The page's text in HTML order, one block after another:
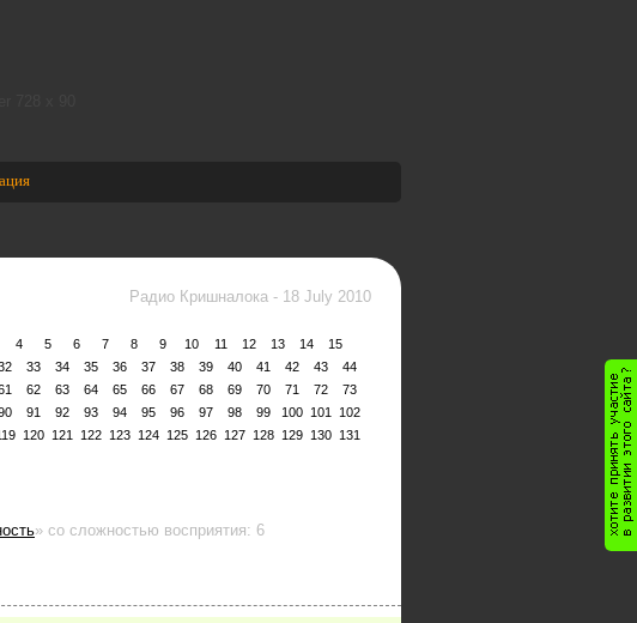
Радио Кришналока - 18 July 2010
4 5 6 7 8 9 10 11 12 13 14
15
33 34 35 36 37 38 39 40 41 42 43
44
62 63 64 65 66 67 68 69 70 71 72
73
91 92 93 94 95 96 97 98 99 100 101
102
120 121 122 123 124 125 126 127 128 129 130 131
» со сложностью восприятия: 6